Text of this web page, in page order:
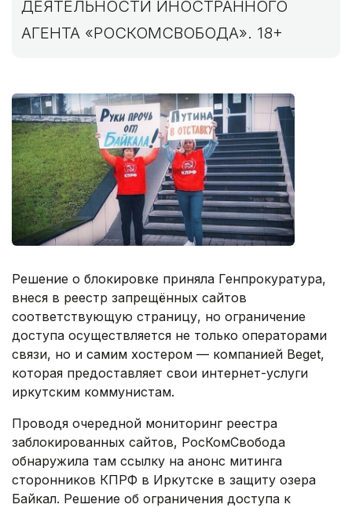
ДЕЯТЕЛЬНОСТИ ИНОСТРАННОГО
АГЕНТА «РОСКОМСВОБОДА». 18+
Решение о блокировке приняла Генпрокуратура,
внеся в реестр запрещённых сайтов
соответствующую страницу, но ограничение
доступа осуществляется не только операторами
связи, но и самим хостером — компанией Beget,
которая предоставляет свои интернет-услуги
иркутским коммунистам.
Проводя очередной мониторинг реестра
заблокированных сайтов, РосКомСвобода
обнаружила там ссылку на анонс митинга
сторонников КПРФ в Иркутске в защиту озера
Байкал. Решение об ограничения доступа к